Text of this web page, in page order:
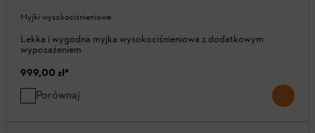
Myjki wysokociśnieniowe
Lekka i wygodna myjka wysokociśnieniowa z dodatkowym
wyposażeniem
999,00 zł*
Porównaj